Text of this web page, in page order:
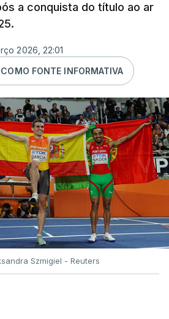
a conquista do título ao ar
2026, 22:01
FONTE INFORMATIVA
Szmigiel - Reuters